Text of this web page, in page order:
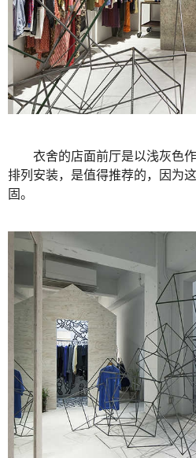
衣舍的店面前厅是以浅灰色作
排列安装，是值得推荐的，因为
固。